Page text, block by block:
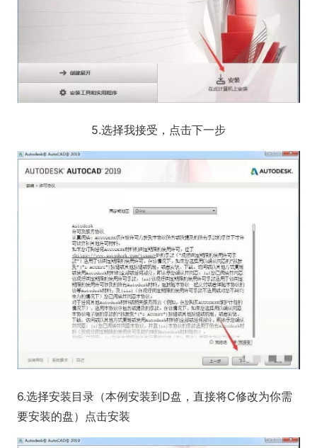
5.选择我接受，点击下一步
6.选择安装目录（本例安装到D盘，直接将C修改为你需
要安装的盘）点击安装